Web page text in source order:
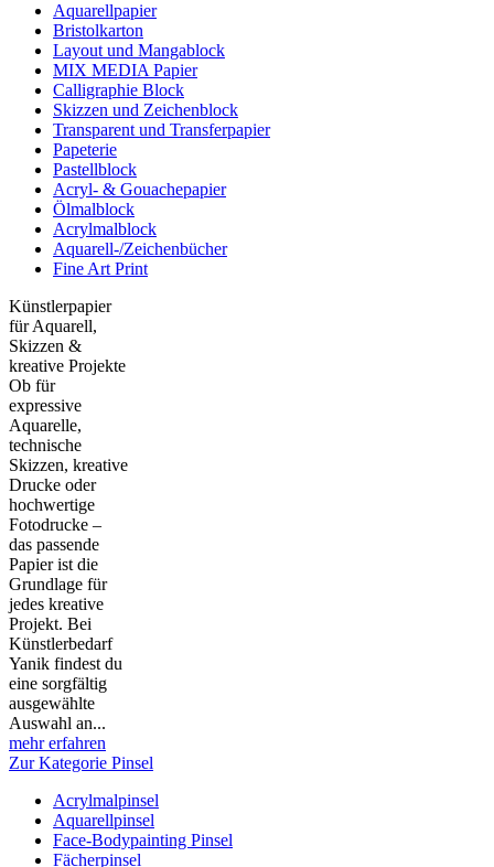
Aquarellpapier
Bristolkarton
Layout und Mangablock
MIX MEDIA Papier
Calligraphie Block
Skizzen und Zeichenblock
Transparent und Transferpapier
Papeterie
Pastellblock
Acryl- & Gouachepapier
Ölmalblock
Acrylmalblock
Aquarell-/Zeichenbücher
Fine Art Print
Künstlerpapier
für Aquarell,
Skizzen &
kreative Projekte
Ob für
expressive
Aquarelle,
technische
Skizzen, kreative
Drucke oder
hochwertige
Fotodrucke –
das passende
Papier ist die
Grundlage für
jedes kreative
Projekt. Bei
Künstlerbedarf
Yanik findest du
eine sorgfältig
ausgewählte
Auswahl an...
mehr erfahren
Zur Kategorie Pinsel
Acrylmalpinsel
Aquarellpinsel
Face-Bodypainting Pinsel
Fächerpinsel